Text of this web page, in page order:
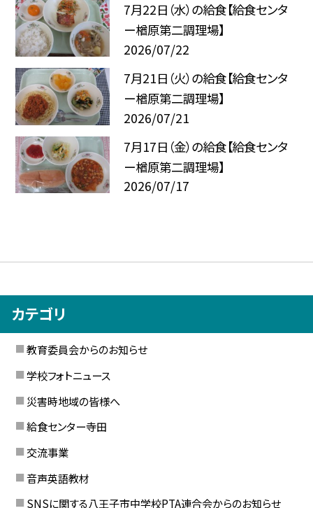
7月22日（水）の給食【給食センタ
ー楢原第二調理場】
2026/07/22
7月21日（火）の給食【給食センタ
ー楢原第二調理場】
2026/07/21
7月17日（金）の給食【給食センタ
ー楢原第二調理場】
2026/07/17
カテゴリ
教育委員会からのお知らせ
学校フォトニュース
災害時地域の皆様へ
給食センター寺田
交流事業
音声英語教材
SNSに関する八王子市中学校PTA連合会からのお知らせ